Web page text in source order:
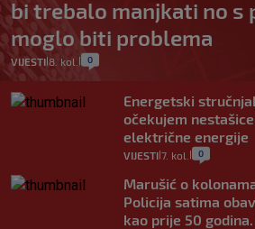
bi trebalo manjkati no s
moglo biti problema
VIJESTI| 8. kol. 0
Energetski
očekujem
električne energije
VIJESTI 7. kol. 0
Marušić o
Policija satima
kao prije 50